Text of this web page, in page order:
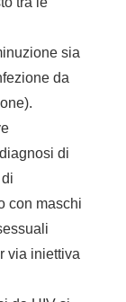
sia
da
di
con maschi
via iniettiva